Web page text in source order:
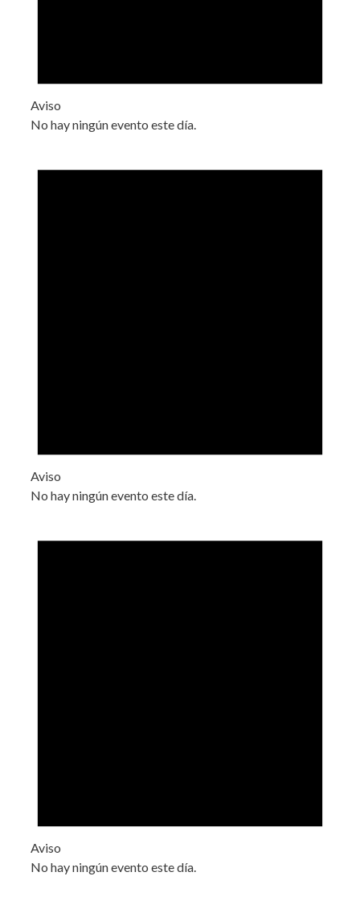
Aviso
No hay ningún evento este día.
Aviso
No hay ningún evento este día.
Aviso
No hay ningún evento este día.